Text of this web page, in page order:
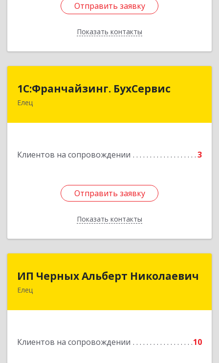
Отправить заявку
Показать контакты
Отправить заявку
Назад
1С:Франчайзинг. БухСервис
Елец
Клиентов на сопровождении 3
Отправить заявку
Показать контакты
1С:Франчайзинг. БухСервис
Отправить заявку
Назад
ИП Черных Альберт Николаевич
Елец
Клиентов на сопровождении 10
ИП Черных Альберт Николаевич
399771, Липецкая обл, Елец г, Н.Гусевой ул, 56А